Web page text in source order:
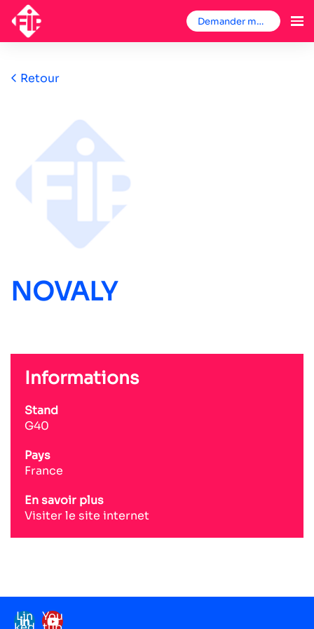
Demander mon badge
Retour
NOVALY
Informations
Stand
G40
Pays
France
En savoir plus
Visiter le site internet
Lin You